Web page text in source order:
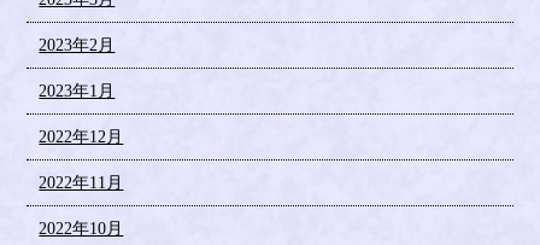
2023年2月
2023年1月
2022年12月
2022年11月
2022年10月